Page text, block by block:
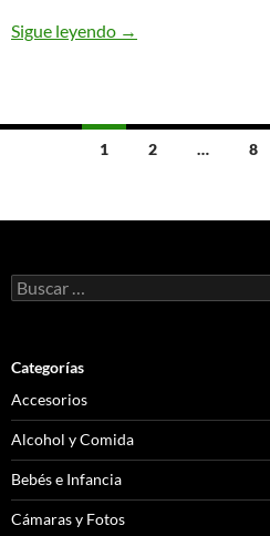
Sigue leyendo →
entradas
1 2 … 8
Buscar:
Categorías
Accesorios
Alcohol y Comida
Bebés e Infancia
Cámaras y Fotos